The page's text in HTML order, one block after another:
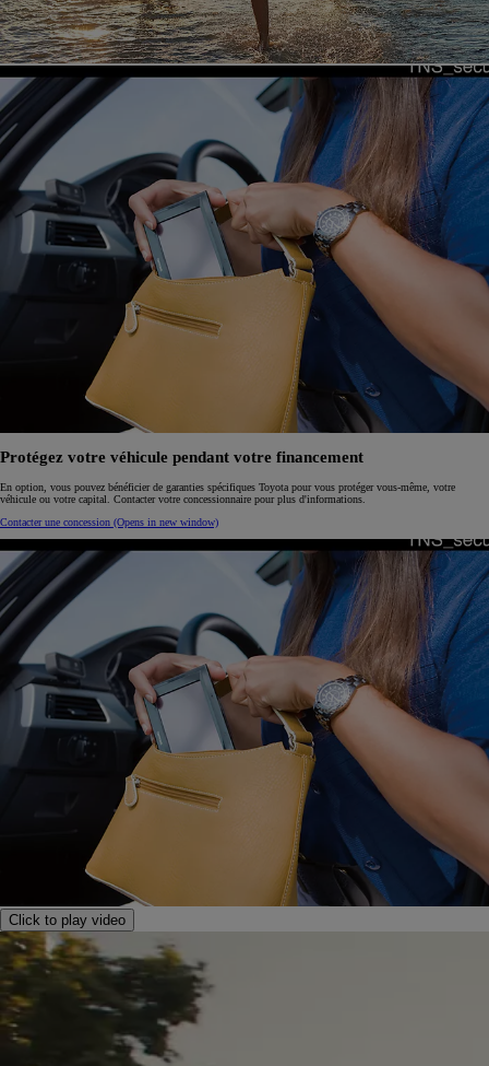
Protégez votre véhicule pendant votre financement
En option, vous pouvez bénéficier de garanties spécifiques Toyota pour vous protéger vous-même, votre
véhicule ou votre capital. Contacter votre concessionnaire pour plus d'informations.
Contacter une concession (Opens in new window)
Click to play video